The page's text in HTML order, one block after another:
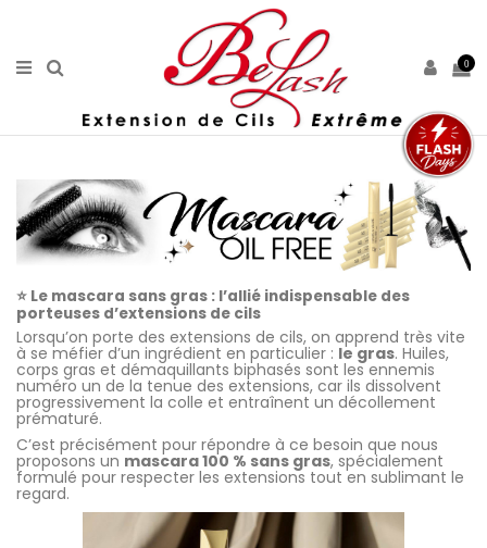
0
⭐ Le mascara sans gras : l’allié indispensable des
porteuses d’extensions de cils
Lorsqu’on porte des extensions de cils, on apprend très vite
à se méfier d’un ingrédient en particulier : le gras. Huiles,
corps gras et démaquillants biphasés sont les ennemis
numéro un de la tenue des extensions, car ils dissolvent
progressivement la colle et entraînent un décollement
prématuré.
C’est précisément pour répondre à ce besoin que nous
proposons un mascara 100 % sans gras, spécialement
formulé pour respecter les extensions tout en sublimant le
regard.